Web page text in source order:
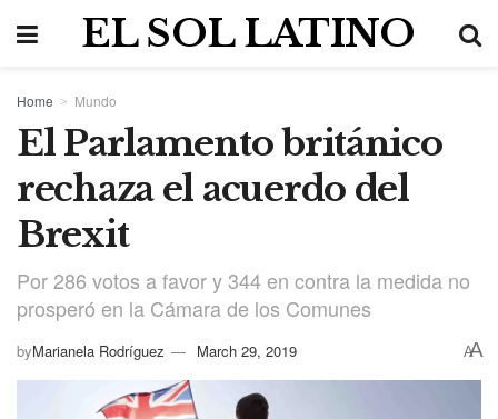
EL SOL LATINO
Home Mundo
El Parlamento británico
rechaza el acuerdo del
Brexit
Por 286 votos a favor y 344 en contra la medida no
prosperó en la Cámara de los Comunes
byMarianela Rodríguez March 29, 2019 AA